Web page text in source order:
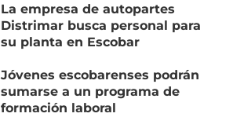
La empresa de autopartes
Distrimar busca personal para
su planta en Escobar
Jóvenes escobarenses podrán
sumarse a un programa de
formación laboral